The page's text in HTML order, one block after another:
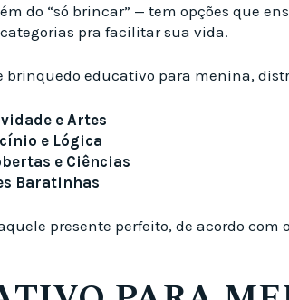
do “só brincar” — tem opções que
pra facilitar sua vida.
brinquedo educativo para menina,
e Artes
e Lógica
e Ciências
Baratinhas
presente perfeito, de acordo com